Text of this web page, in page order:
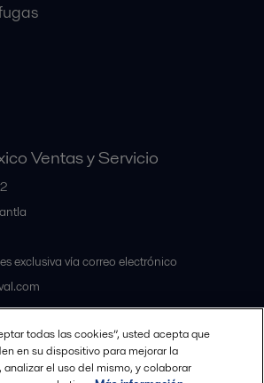
Ventas y Servicio
exclusiva vía correo electrónico
todas las cookies”, usted acepta que
en su dispositivo para mejorar la
el uso del mismo, y colaborar